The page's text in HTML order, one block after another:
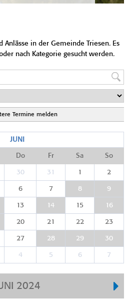
Anlässe in der Gemeinde Triesen. Es
nach Kategorie gesucht werden.
Termine melden
JUNI
Do Fr Sa So
30 31 1 2
6 7 8 9
13 14 15 16
20 21 22 23
27 28 29 30
4 5 6 7
2024